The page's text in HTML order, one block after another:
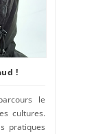
!
le
cultures.
pratiques